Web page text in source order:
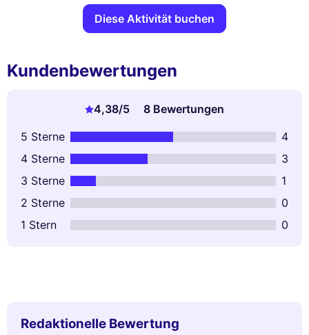
Diese Aktivität buchen
Kundenbewertungen
4,38/5
8 Bewertungen
5 Sterne
4
4 Sterne
3
3 Sterne
1
2 Sterne
0
1 Stern
0
Redaktionelle Bewertung